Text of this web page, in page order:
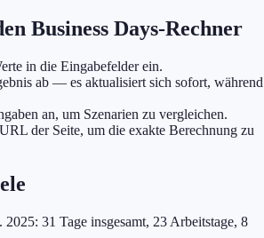
Business Days-Rechner
in die Eingabefelder ein.
ab — es aktualisiert sich sofort, während
an, um Szenarien zu vergleichen.
der Seite, um die exakte Berechnung zu
31 Tage insgesamt, 23 Arbeitstage, 8